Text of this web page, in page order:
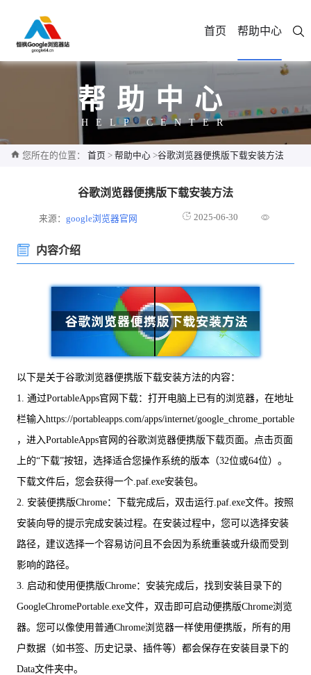
首页 帮助中心
帮助中心
HELP CENTER
您所在的位置： 首页 > 帮助中心 >谷歌浏览器便携版下载安装方法
谷歌浏览器便携版下载安装方法
来源：google浏览器官网 2025-06-30
内容介绍
以下是关于谷歌浏览器便携版下载安装方法的内容：
1. 通过PortableApps官网下载：打开电脑上已有的浏览器，在地址
栏输入https://portableapps.com/apps/internet/google_chrome_portable
，进入PortableApps官网的谷歌浏览器便携版下载页面。点击页面
上的“下载”按钮，选择适合您操作系统的版本（32位或64位）。
下载文件后，您会获得一个.paf.exe安装包。
2. 安装便携版Chrome：下载完成后，双击运行.paf.exe文件。按照
安装向导的提示完成安装过程。在安装过程中，您可以选择安装
路径，建议选择一个容易访问且不会因为系统重装或升级而受到
影响的路径。
3. 启动和使用便携版Chrome：安装完成后，找到安装目录下的
GoogleChromePortable.exe文件，双击即可启动便携版Chrome浏览
器。您可以像使用普通Chrome浏览器一样使用便携版，所有的用
户数据（如书签、历史记录、插件等）都会保存在安装目录下的
Data文件夹中。